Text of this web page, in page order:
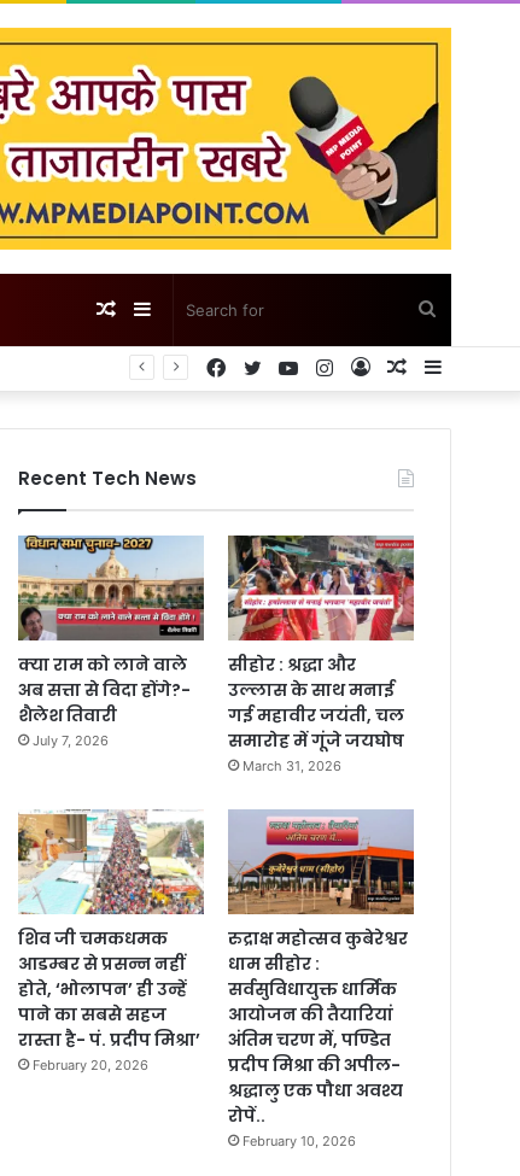
for
Sidebar
Random
Article
Random
Log
Instagram
YouTube
Twitter
Facebook
Recent Tech News
क्या राम को लाने वाले
अब सत्ता से विदा होंगे?-
शैलेश तिवारी
July 7, 2026
सीहोर : श्रद्धा और
उल्लास के साथ मनाई
गई महावीर जयंती, चल
समारोह में गूंजे जयघोष
March 31, 2026
शिव जी चमकधमक
आडम्बर से प्रसन्न नहीं
होते, ‘भोलापन’ ही उन्हें
पाने का सबसे सहज
रास्ता है- पं. प्रदीप मिश्रा’
February 20, 2026
रुद्राक्ष महोत्सव कुबेरेश्वर
धाम सीहोर :
सर्वसुविधायुक्त धार्मिक
आयोजन की तैयारियां
अंतिम चरण में, पण्डित
प्रदीप मिश्रा की अपील-
श्रद्धालु एक पौधा अवश्य
रोपें..
February 10, 2026